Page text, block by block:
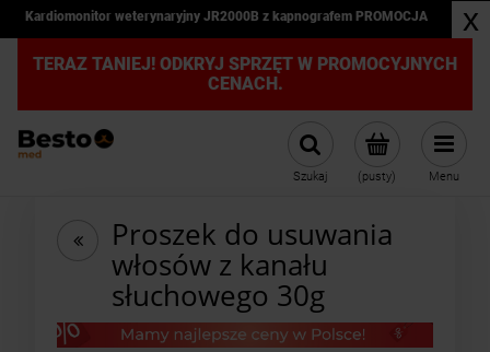
Kardiomonitor weterynaryjny JR2000B z kapnografem PROMOCJA x
TERAZ TANIEJ! ODKRYJ SPRZĘT W PROMOCYJNYCH
CENACH.
(pusty)
Szukaj Menu
Proszek do usuwania
włosów z kanału
słuchowego 30g